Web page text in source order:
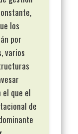
los
por
varios
el que el
de